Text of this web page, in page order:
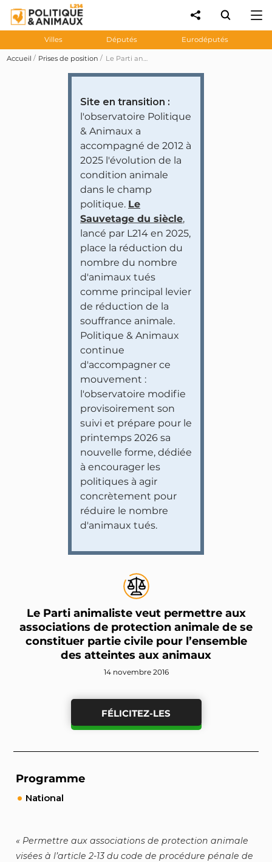
Villes Députés Eurodéputés
Accueil Prises de position Le Parti animaliste veut permettre aux associations de protection animale de se constituer partie civile pour l’ensemble des atteintes aux animaux
Site en transition :
l'observatoire Politique
& Animaux a
accompagné de 2012 à
2025 l'évolution de la
condition animale
dans le champ
politique. Le
Sauvetage du siècle,
lancé par L214 en 2025,
place la réduction du
nombre du nombre
d'animaux tués
comme principal levier
de réduction de la
souffrance animale.
Politique & Animaux
continue
d'accompagner ce
mouvement :
l'observatoire modifie
provisoirement son
suivi et prépare pour le
printemps 2026 sa
nouvelle forme, dédiée
à encourager les
politiques à agir
concrètement pour
réduire le nombre
d'animaux tués.
Le Parti animaliste veut permettre aux
associations de protection animale de se
constituer partie civile pour l’ensemble
des atteintes aux animaux
14 novembre 2016
FÉLICITEZ-LES
Programme
National
Permettre aux associations de protection animale
visées à l’article 2-13 du code de procédure pénale de